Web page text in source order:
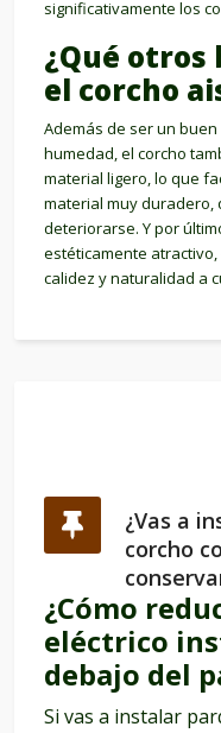
significativamente los
¿Qué otros
el corcho
Además de ser un
humedad, el corcho
material ligero, lo que
material muy duradero,
deteriorarse. Y por
estéticamente
calidez y naturalidad a
¿Vas a
corcho
¿Cómo
eléctrico
debajo del
Si vas a instalar